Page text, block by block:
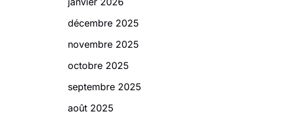
décembre 2025
novembre 2025
octobre 2025
septembre 2025
août 2025